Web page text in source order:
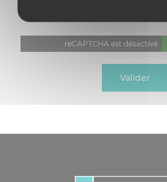
*
reCAPTCHA est désactivé.